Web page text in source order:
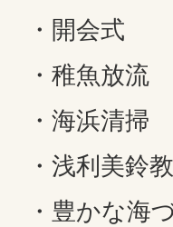
・開会式
・稚魚放流
・海浜清掃
・浅利美鈴
・豊かな海